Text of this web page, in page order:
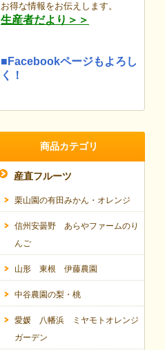
お得な情報をお伝えします。
生産者だより＞＞
■Facebookページもよろし
く！
商品カテゴリ
産直フルーツ
栗山園の有田みかん・オレンジ
信州安曇野 あらやファームのり
んご
山形 東根 伊藤農園
中谷農園の梨・桃
愛媛 八幡浜 ミヤモトオレンジ
ガーデン